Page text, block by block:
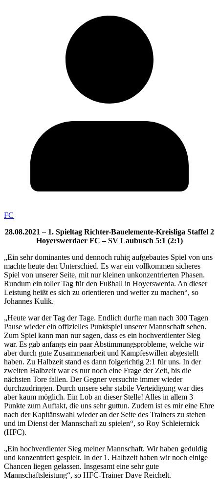
FC
28.08.2021 – 1. Spieltag Richter-Bauelemente-Kreisliga Staffel 2
Hoyerswerdaer FC – SV Laubusch 5:1 (2:1)
„Ein sehr dominantes und dennoch ruhig aufgebautes Spiel von uns
machte heute den Unterschied. Es war ein vollkommen sicheres
Spiel von unserer Seite, mit nur kleinen unkonzentrierten Phasen.
Rundum ein toller Tag für den Fußball in Hoyerswerda. An dieser
Leistung heißt es sich zu orientieren und weiter zu machen“, so
Johannes Kulik.
„Heute war der Tag der Tage. Endlich durfte man nach 300 Tagen
Pause wieder ein offizielles Punktspiel unserer Mannschaft sehen.
Zum Spiel kann man nur sagen, dass es ein hochverdienter Sieg
war. Es gab anfangs ein paar Abstimmungsprobleme, welche wir
aber durch gute Zusammenarbeit und Kampfeswillen abgestellt
haben. Zu Halbzeit stand es dann folgerichtig 2:1 für uns. In der
zweiten Halbzeit war es nur noch eine Frage der Zeit, bis die
nächsten Tore fallen. Der Gegner versuchte immer wieder
durchzudringen. Durch unsere sehr stabile Verteidigung war dies
aber kaum möglich. Ein Lob an dieser Stelle! Alles in allem 3
Punkte zum Auftakt, die uns sehr guttun. Zudem ist es mir eine Ehre
nach der Kapitänswahl wieder an der Seite des Trainers zu stehen
und im Dienst der Mannschaft zu spielen“, so Roy Schleiernick
(HFC).
„Ein hochverdienter Sieg meiner Mannschaft. Wir haben geduldig
und konzentriert gespielt. In der 1. Halbzeit haben wir noch einige
Chancen liegen gelassen. Insgesamt eine sehr gute
Mannschaftsleistung“, so HFC-Trainer Dave Reichelt.